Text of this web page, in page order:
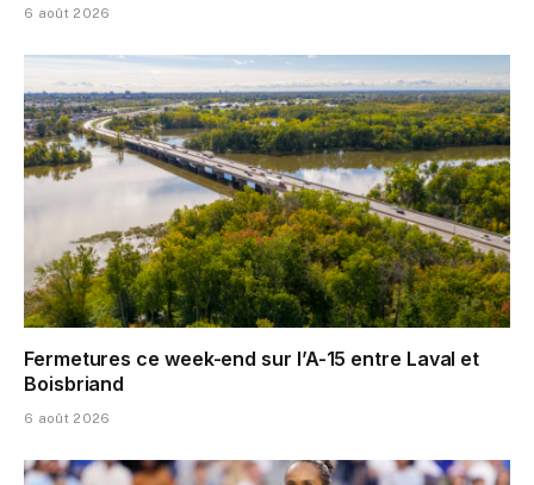
6 août 2026
Fermetures ce week-end sur l’A-15 entre Laval et
Boisbriand
6 août 2026